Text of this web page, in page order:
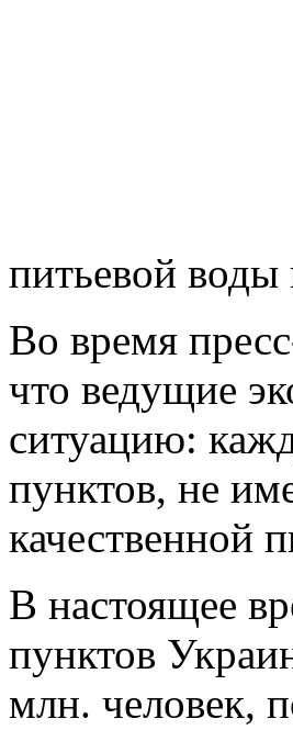
питьевой воды
Во время
что ведущие
ситуацию:
пунктов, не
качественной
В настоящее
пунктов
млн. человек,